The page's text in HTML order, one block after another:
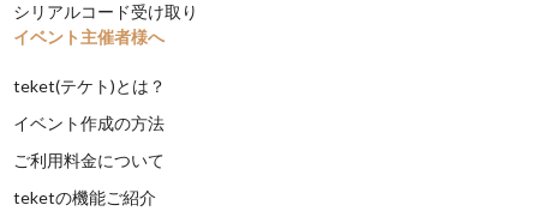
シリアルコード受け取り
イベント主催者様へ
teket(テケト)とは？
イベント作成の方法
ご利用料金について
teketの機能ご紹介